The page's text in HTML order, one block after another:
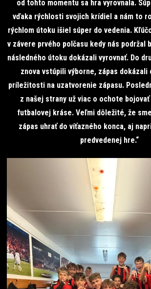
od tohto momentu sa hra vyrovnala.
vďaka rýchlosti svojich krídiel a nám to
rýchlom útoku išiel súper do vedenia.
v závere prvého polčasu kedy nás podržal
následného útoku dokázali vyrovnať. Do
znova vstúpili výborne, zápas
príležitosti na uzatvorenie zápasu.
z našej strany už viac o ochote
futbalovej kráse. Veľmi dôležité, že
zápas uhrať do víťazného konca, aj
predvedenej hre.“